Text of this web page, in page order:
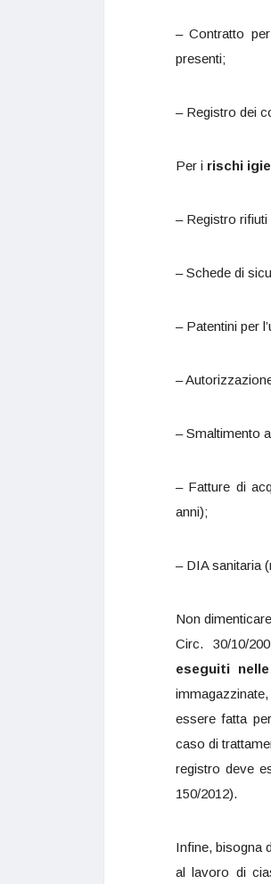
– Contratto
presenti;
– Registro dei
Per i rischi
– Registro
– Schede di
– Patentini per
–
– Smaltimento
– Fatture di
anni);
– DIA sanitaria
Non
Circ. 30/10/
eseguiti
essere fatta
caso di
registro deve
150/2012).
Infine, bisogna
al lavoro di